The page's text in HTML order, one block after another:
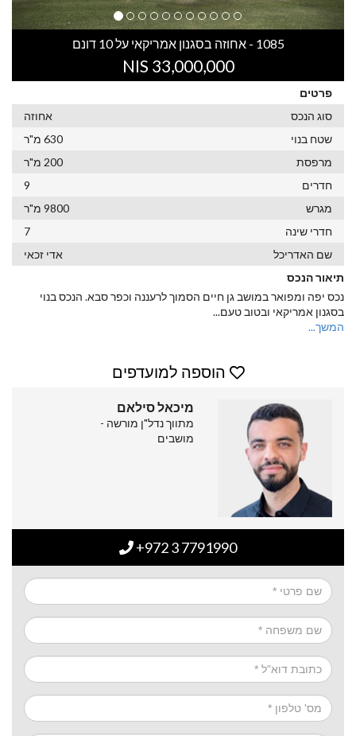
1085 - אחוזה בסגנון אמריקאי על 10 דונם
33,000,000 NIS
פרטים
סוג הנכס
אחוזה
שטח בנוי
630 מ"ר
מרפסת
200 מ"ר
חדרים
9
מגרש
9800 מ"ר
חדרי שינה
7
שם האדריכל
אדי זכאי
תיאור הנכס
נכס יפה ומפואר במושב גן חיים הסמוך לרעננה וכפר סבא. הנכס בנוי
בסגנון אמריקאי ובטוב טעם...
המשך...
הוספה למועדפים
מיכאל סילאם
מתווך נדל"ן מורשה -
מושבים
+972 3 7791990